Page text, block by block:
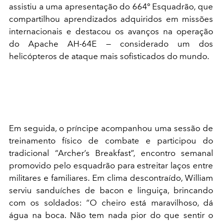
assistiu a uma apresentação do 664º Esquadrão, que
compartilhou aprendizados adquiridos em missões
internacionais e destacou os avanços na operação
do Apache AH-64E — considerado um dos
helicópteros de ataque mais sofisticados do mundo.
Em seguida, o príncipe acompanhou uma sessão de
treinamento físico de combate e participou do
tradicional “Archer’s Breakfast”, encontro semanal
promovido pelo esquadrão para estreitar laços entre
militares e familiares. Em clima descontraído, William
serviu sanduíches de bacon e linguiça, brincando
com os soldados: “O cheiro está maravilhoso, dá
água na boca. Não tem nada pior do que sentir o